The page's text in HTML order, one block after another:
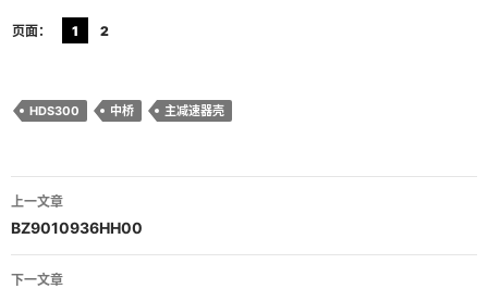
页面： 1 2
HDS300 中桥 主减速器壳
文
章
导
上一文章
BZ9010936HH00
下一文章